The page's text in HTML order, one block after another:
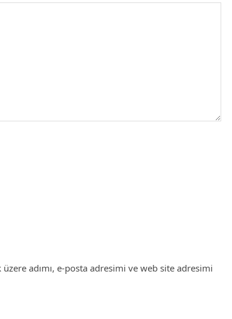
adımı, e-posta adresimi ve web site adresimi